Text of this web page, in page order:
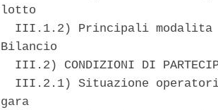
lotto
III.1.2) Principali
Bilancio
III.2) CONDIZIONI DI
III.2.1) Situazione
gara